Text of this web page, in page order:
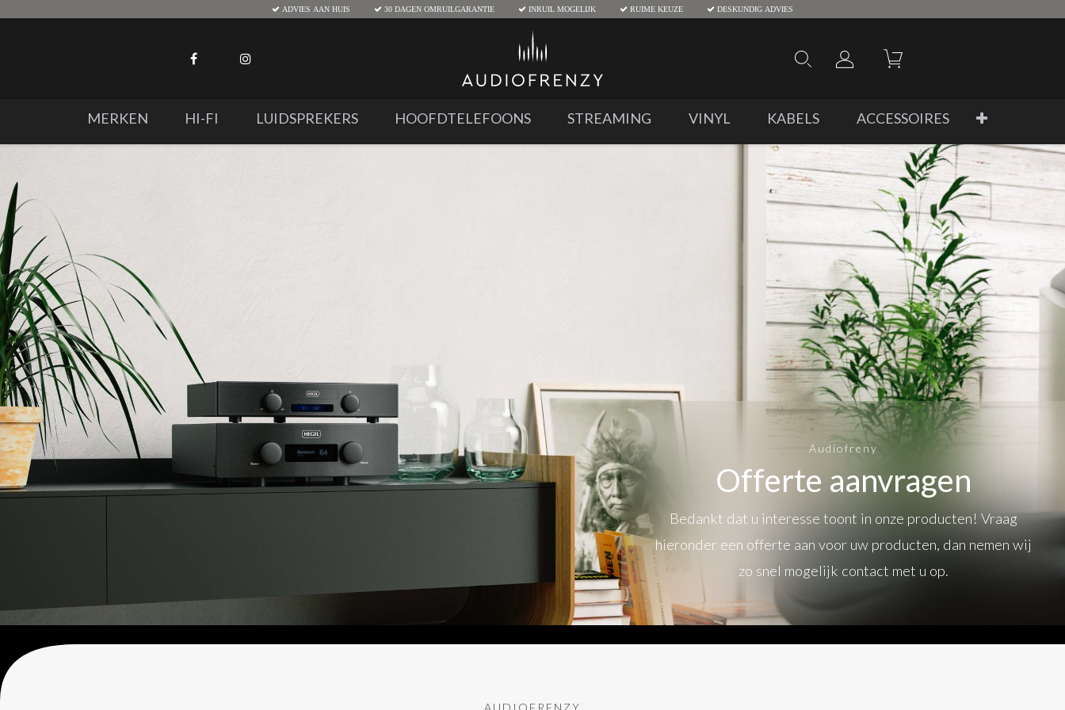
ADVIES AAN HUIS 30 DAGEN OMRUILGARANTIE INRUIL MOGELIJK RUIME KEUZE DESKUNDIG ADVIES
MERKEN HI-FI LUIDSPREKERS HOOFDTELEFOONS STREAMING VINYL KABELS ACCESSOIRES
Audiofreny
Offerte aanvragen
Bedankt dat u interesse toont in onze producten! Vraag
hieronder een offerte aan voor uw producten, dan nemen wij
zo snel mogelijk contact met u op.